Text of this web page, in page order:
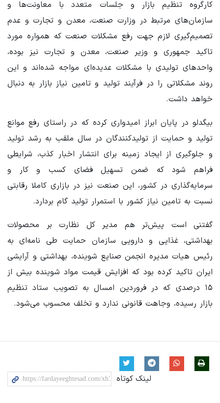
کارگروه تنظیم بازار و جلسات متعدد با معاونت‌ها و
سازمان‌های مرتبط در وزارت صنعت، معدن و تجارت و عدم
تصمیم‌گیری لازم جهت رفع مشکلات صنعت که همواره مورد
تاکید جمهوری و وزیر صنعت، معدن و تجارت نیز بوده،
واحدهای تولیدی با مشکلات عدیده‌ای مواجه شده‌اند و این
روند مشکلاتی را در فرآیند تولید و تامین نیاز بازار به دنبال
خواهد داشت.
بیگدلو در پایان ابراز امیدواری کرده که در راستای رفع موانع
تولید و حمایت از تولیدکنندگان در سال ملقب به رشد تولید
و جلوگیری از ایجاد زمینه برای انتشار اخبار کذب، شرایطی
فراهم شود که ضمن تسهیل فضای کسب و کار و
سرمایه‌گذاری در کشور، این صنعت نیز در بازاری کاملا رقابتی
نسبت به تامین نیاز کشور با استمرار تولید گام بردارد.
گفتنی است پیش‌تر هم مدیر کل نظارت بر محصولات
بهداشتی، غذایی و دارویی سازمان حمایت طی نامه‌ای به
رئیس هیات مدیره انجمن صنایع شوینده، بهداشتی و آرایشی
ایران تاکید کرده بود که افزایش قیمت مواد شوینده بیش از
۱۵ درصدی که در فروردین امسال به تصویب ستاد تنظیم
بازار رسیده، وجاهت قانونی ندارد و تخلف محسوب می‌شود.
لینک کوتاه